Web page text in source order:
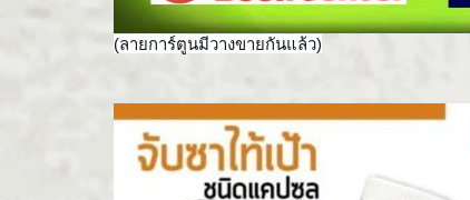
(ลายการ์ตูนมีวางขายกันแล้ว)